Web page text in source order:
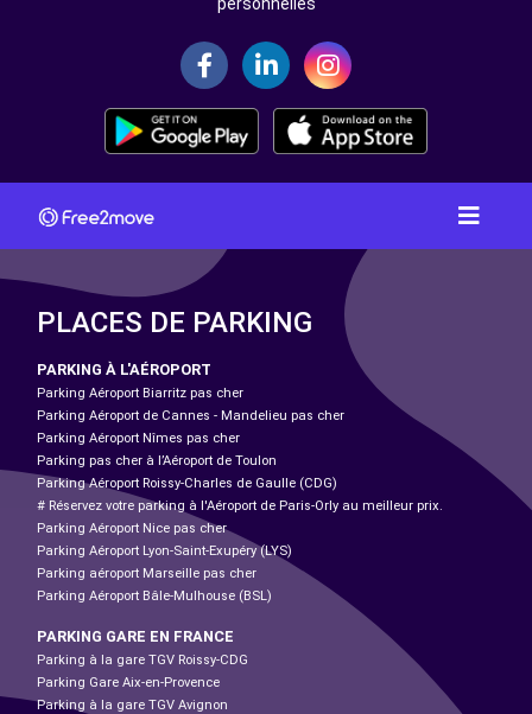
PLACES DE PARKING
PARKING À L'AÉROPORT
Parking Aéroport Biarritz pas cher
Parking Aéroport de Cannes - Mandelieu pas cher
Parking Aéroport Nîmes pas cher
Parking pas cher à l’Aéroport de Toulon
Parking Aéroport Roissy-Charles de Gaulle (CDG)
# Réservez votre parking à l'Aéroport de Paris-Orly au meilleur prix.
Parking Aéroport Nice pas cher
Parking Aéroport Lyon-Saint-Exupéry (LYS)
Parking aéroport Marseille pas cher
Parking Aéroport Bâle-Mulhouse (BSL)
PARKING GARE EN FRANCE
Parking à la gare TGV Roissy-CDG
Parking Gare Aix-en-Provence
Parking à la gare TGV Avignon